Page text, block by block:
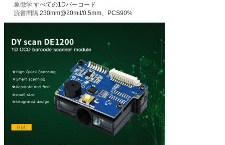
象徴学:すべての1Dバーコード
読書間隔:230mm@20mil/0.5mm、PCS90%